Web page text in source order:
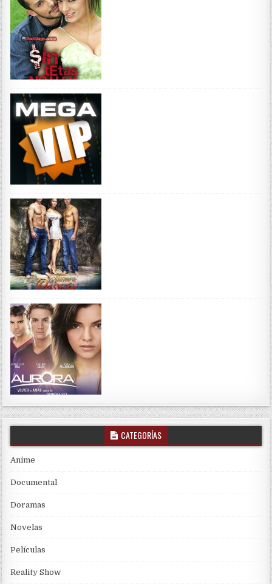
CATEGORÍAS
Anime
Documental
Doramas
Novelas
Películas
Reality Show